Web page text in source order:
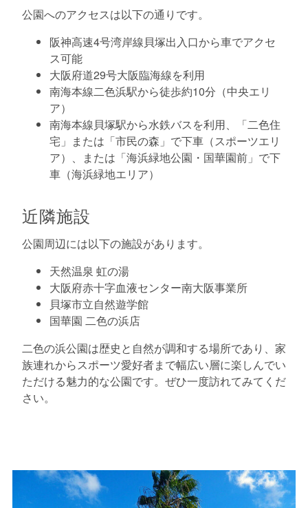
公園へのアクセスは以下の通りです。
阪神高速4号湾岸線貝塚出入口から車でアクセ
ス可能
大阪府道29号大阪臨海線を利用
南海本線二色浜駅から徒歩約10分（中央エリ
ア）
南海本線貝塚駅から水鉄バスを利用、「二色住
宅」または「市民の森」で下車（スポーツエリ
ア）、または「海浜緑地公園・国華園前」で下
車（海浜緑地エリア）
近隣施設
公園周辺には以下の施設があります。
天然温泉 虹の湯
大阪府赤十字血液センター南大阪事業所
貝塚市立自然遊学館
国華園 二色の浜店
二色の浜公園は歴史と自然が調和する場所であり、家
族連れからスポーツ愛好者まで幅広い層に楽しんでい
ただける魅力的な公園です。ぜひ一度訪れてみてくだ
さい。